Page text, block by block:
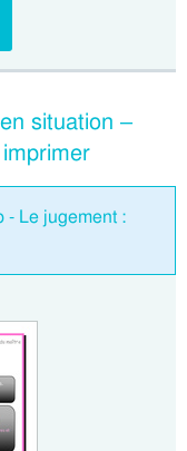
situation –
- Le jugement :